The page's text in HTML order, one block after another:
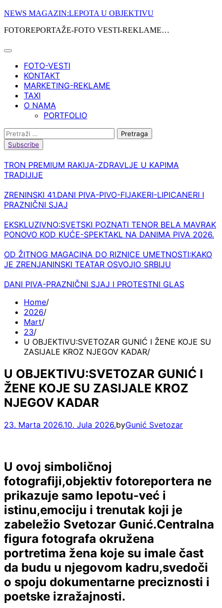
Skip
content
NEWS MAGAZIN:LEPOTA U OBJEKTIVU
FOTOREPORTAŽE-FOTO VESTI-REKLAME…
FOTO-VESTI
KONTAKT
MARKETING-REKLAME
TAXI
O NAMA
PORTFOLIO
Pretraga:
Subscribe
TRON PREMIUM RAKIJA-ZDRAVLJE U KAPIMA
TRADIJIJE
ZRENINSKI 41.DANI PIVA-PIVO-FIJAKERI-LIPICANERI I
PRAZNIČNI SJAJ
EKSKLUZIVNO:SVETSKI POZNATI TENOR BELA MAVRAK
PONOVO KOD KUĆE-SPEKTAKL NA DANIMA PIVA 2026.
OD ŽITNOG MAGACINA DO RIZNICE UMETNOSTI:KAKO
JE ZRENJANINSKI TEATAR OSVOJIO SRBIJU
DANI PIVA-PRAZNIČNI SJAJ I PROTESTNI GLAS
Home
2026
Mart
23
U OBJEKTIVU:SVETOZAR GUNIĆ I ŽENE KOJE SU
ZASIJALE KROZ NJEGOV KADAR
U OBJEKTIVU:SVETOZAR GUNIĆ I
ŽENE KOJE SU ZASIJALE KROZ
NJEGOV KADAR
23. Marta 2026.10. Jula 2026.byGunić Svetozar
U ovoj simboličnoj
fotografiji,objektiv fotoreportera ne
prikazuje samo lepotu-već i
istinu,emociju i trenutak koji je
zabeležio Svetozar Gunić.Centralna
figura fotografa okružena
portretima žena koje su imale čast
da budu u njegovom kadru,svedoči
o spoju dokumentarne preciznosti i
poetske izražajnosti.